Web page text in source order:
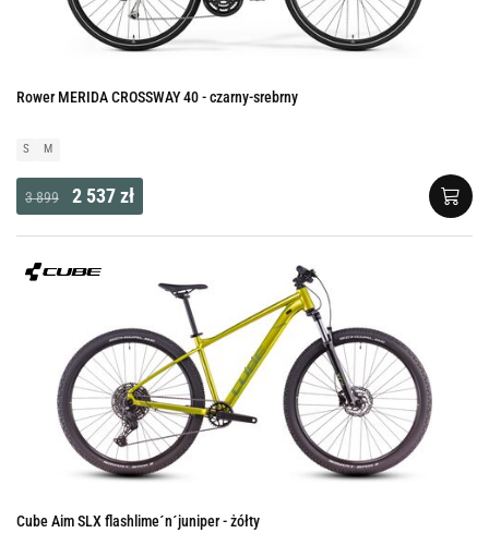
Rower MERIDA CROSSWAY 40 - czarny-srebrny
S M
3 899 2 537 zł
Cube Aim SLX flashlime´n´juniper - żółty